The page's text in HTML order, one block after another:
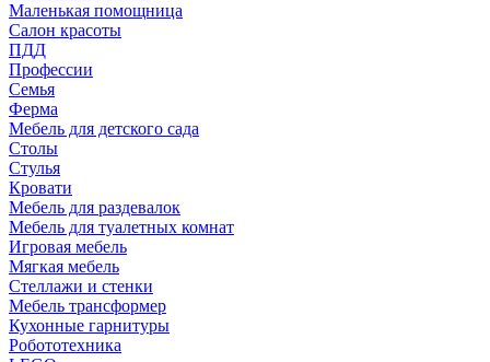
Маленькая помощница
Салон красоты
ПДД
Профессии
Семья
Ферма
Мебель для детского сада
Столы
Cтулья
Кровати
Мебель для раздевалок
Мебель для туалетных комнат
Игровая мебель
Мягкая мебель
Стеллажи и стенки
Мебель трансформер
Кухонные гарнитуры
Робототехника